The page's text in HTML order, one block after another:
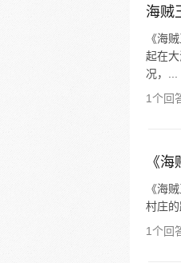
海贼
《海
起在
况，...
1个回
《
《海
村庄
1个回